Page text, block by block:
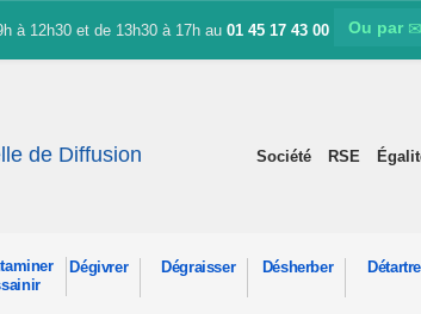
à 12h30 et de 13h30 à 17h au 01 45 17 43 00 Ou par
de Diffusion Société RSE
Dégivrer Dégraisser Désherber